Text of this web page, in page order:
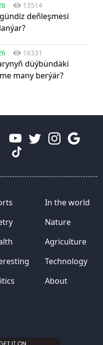
13514
deňleşmesi
16331
düýbündäki
many berýär?
In the world
Nature
Agriculture
Technology
About